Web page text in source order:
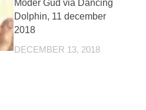
Moder Gud via Dancing
Dolphin, 11 december
2018
DECEMBER 13, 2018